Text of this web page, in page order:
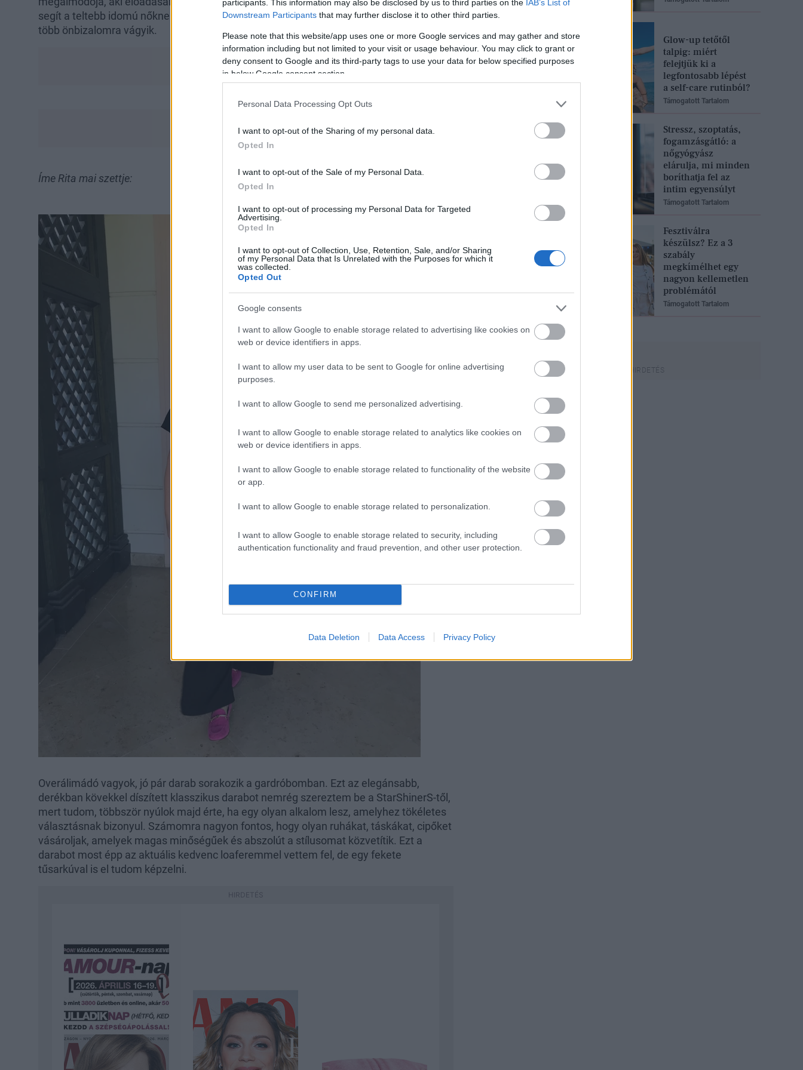
participants. This information may also be disclosed by us to third parties on the IAB’s List of
Downstream Participants that may further disclose it to other third parties.
Please note that this website/app uses one or more Google services and may gather and store
information including but not limited to your visit or usage behaviour. You may click to grant or
deny consent to Google and its third-party tags to use your data for below specified purposes
in below Google consent section.
Personal Data Processing Opt Outs
I want to opt-out of the Sharing of my personal data.
Opted In
I want to opt-out of the Sale of my Personal Data.
Opted In
I want to opt-out of processing my Personal Data for Targeted
Advertising.
Opted In
I want to opt-out of Collection, Use, Retention, Sale, and/or Sharing
of my Personal Data that Is Unrelated with the Purposes for which it
was collected.
Opted Out
Google consents
I want to allow Google to enable storage related to advertising like cookies on
web or device identifiers in apps.
I want to allow my user data to be sent to Google for online advertising
purposes.
I want to allow Google to send me personalized advertising.
I want to allow Google to enable storage related to analytics like cookies on
web or device identifiers in apps.
I want to allow Google to enable storage related to functionality of the website
or app.
I want to allow Google to enable storage related to personalization.
I want to allow Google to enable storage related to security, including
authentication functionality and fraud prevention, and other user protection.
CONFIRM
Data Deletion Data Access Privacy Policy
segít a teltebb idomú nőknek, és mindenkinek, aki szeretné megtalálni saját sítlusát és
több önbizalomra vágyik.
Íme Rita mai szettje:
Overálimádó vagyok, jó pár darab sorakozik a gardróbomban. Ezt az elegánsabb,
derékban kövekkel díszített klasszikus darabot nemrég szereztem be a StarShinerS-től,
mert tudom, többször nyúlok majd érte, ha egy olyan alkalom lesz, amelyhez tökéletes
választásnak bizonyul. Számomra nagyon fontos, hogy olyan ruhákat, táskákat, cipőket
vásároljak, amelyek magas minőségűek és abszolút a stílusomat közvetítik. Ezt a
darabot most épp az aktuális kedvenc loaferemmel vettem fel, de egy fekete
tűsarkúval is el tudom képzelni.
Glow-up tetőtől
talpig: miért
felejtjük ki a
legfontosabb lépést
a self-care rutinból?
Támogatott Tartalom
Stressz, szoptatás,
fogamzásgátló: a
nőgyógyász
elárulja, mi minden
boríthatja fel az
intim egyensúlyt
Támogatott Tartalom
Fesztiválra
készülsz? Ez a 3
szabály
megkímélhet egy
nagyon kellemetlen
problémától
Támogatott Tartalom